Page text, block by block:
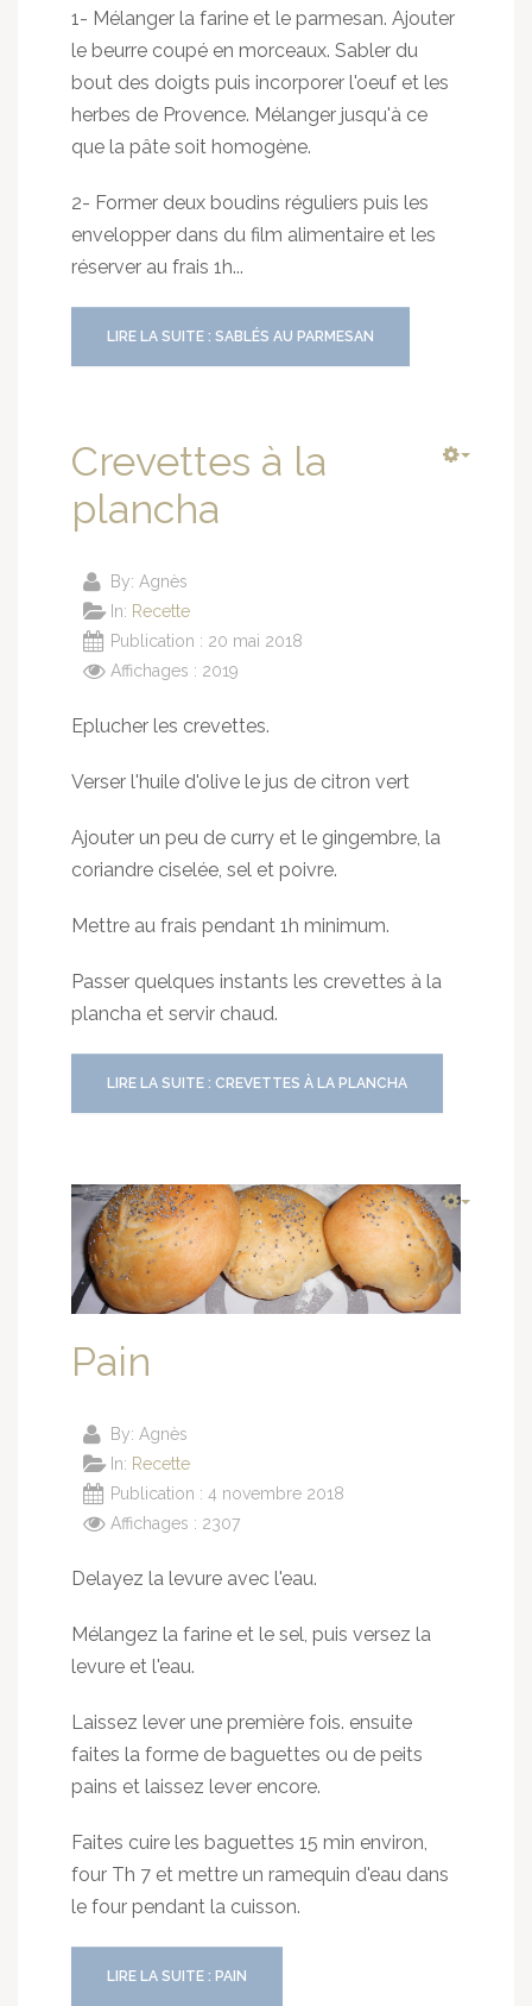
1- Mélanger la farine et le parmesan. Ajouter
le beurre coupé en morceaux. Sabler du
bout des doigts puis incorporer l'oeuf et les
herbes de Provence. Mélanger jusqu'à ce
que la pâte soit homogène.
2- Former deux boudins réguliers puis les
envelopper dans du film alimentaire et les
réserver au frais 1h...
LIRE LA SUITE : SABLÉS AU PARMESAN
Crevettes à la
plancha
By: Agnès
In: Recette
Publication : 20 mai 2018
Affichages : 2019
Eplucher les crevettes.
Verser l'huile d'olive le jus de citron vert
Ajouter un peu de curry et le gingembre, la
coriandre ciselée, sel et poivre.
Mettre au frais pendant 1h minimum.
Passer quelques instants les crevettes à la
plancha et servir chaud.
LIRE LA SUITE : CREVETTES À LA PLANCHA
Pain
By: Agnès
In: Recette
Publication : 4 novembre 2018
Affichages : 2307
Delayez la levure avec l'eau.
Mélangez la farine et le sel, puis versez la
levure et l'eau.
Laissez lever une première fois. ensuite
faites la forme de baguettes ou de peits
pains et laissez lever encore.
Faites cuire les baguettes 15 min environ,
four Th 7 et mettre un ramequin d'eau dans
le four pendant la cuisson.
LIRE LA SUITE : PAIN